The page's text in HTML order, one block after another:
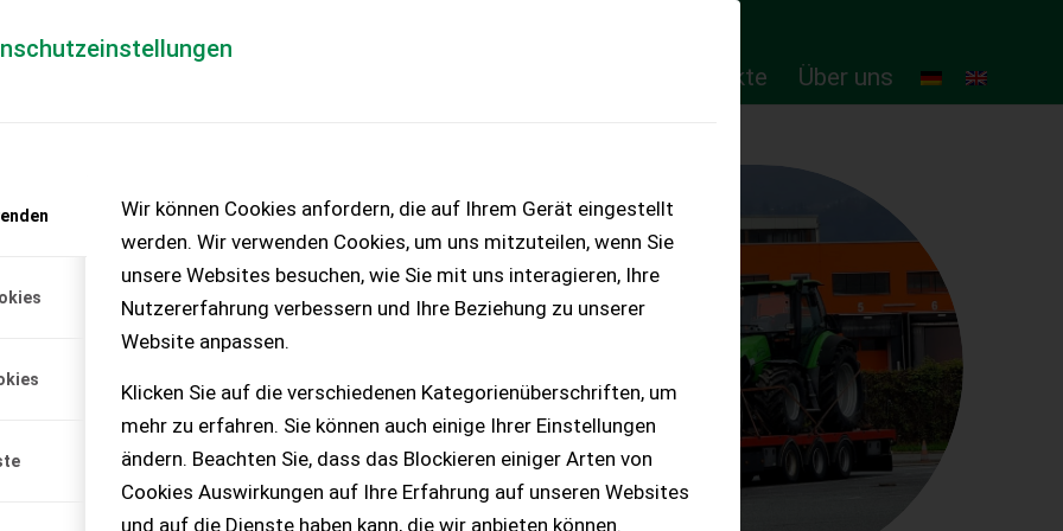
Wir können Cookies anfordern, die auf Ihrem Gerät eingestellt
werden. Wir verwenden Cookies, um uns mitzuteilen, wenn Sie
unsere Websites besuchen, wie Sie mit uns interagieren, Ihre
Nutzererfahrung verbessern und Ihre Beziehung zu unserer
Website anpassen.
Klicken Sie auf die verschiedenen Kategorienüberschriften, um
mehr zu erfahren. Sie können auch einige Ihrer Einstellungen
ändern. Beachten Sie, dass das Blockieren einiger Arten von
Cookies Auswirkungen auf Ihre Erfahrung auf unseren Websites
und auf die Dienste haben kann, die wir anbieten können.
Online-Produkte Über uns
– KEINE
2026 - Obenanhängung
Einzelachse mit ...